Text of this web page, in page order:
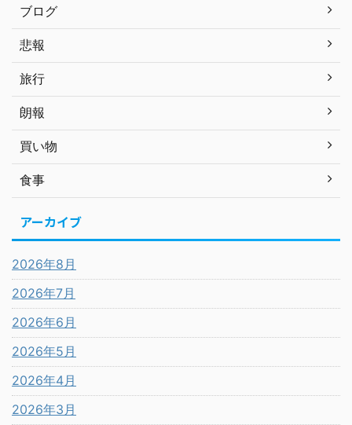
ブログ
悲報
旅行
朗報
買い物
食事
アーカイブ
2026年8月
2026年7月
2026年6月
2026年5月
2026年4月
2026年3月